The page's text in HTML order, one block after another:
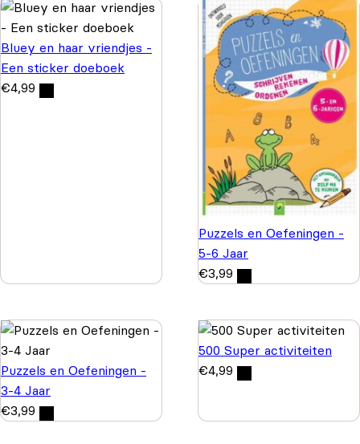
Bluey en haar vriendjes -
Een sticker doeboek
€4,99
Puzzels en Oefeningen -
5-6 Jaar
€3,99
Puzzels en Oefeningen -
3-4 Jaar
€3,99
500 Super activiteiten
€4,99